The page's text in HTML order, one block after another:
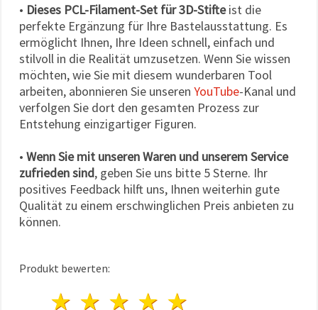
• Dieses PCL-Filament-Set für 3D-Stifteist die
perfekte Ergänzung für Ihre Bastelausstattung. Es
ermöglicht Ihnen, Ihre Ideen schnell, einfach und
stilvoll in die Realität umzusetzen. Wenn Sie wissen
möchten, wie Sie mit diesem wunderbaren Tool
arbeiten, abonnieren Sie unseren YouTube-Kanal und
verfolgen Sie dort den gesamten Prozess zur
Entstehung einzigartiger Figuren.
• Wenn Sie mit unseren Waren und unserem Service
zufrieden sind, geben Sie uns bitte 5 Sterne. Ihr
positives Feedback hilft uns, Ihnen weiterhin gute
Qualität zu einem erschwinglichen Preis anbieten zu
können.
Produkt bewerten:
4 Sterne
3 Sterne
2 Sterne
1 Stern